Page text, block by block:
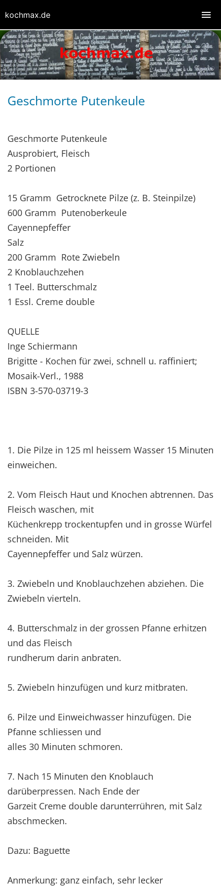
Geschmorte Putenkeule
Geschmorte Putenkeule
Ausprobiert, Fleisch
2 Portionen
15 Gramm Getrocknete Pilze (z. B. Steinpilze)
600 Gramm Putenoberkeule
Cayennepfeffer
Salz
200 Gramm Rote Zwiebeln
2 Knoblauchzehen
1 Teel. Butterschmalz
1 Essl. Creme double
QUELLE
Inge Schiermann
Brigitte - Kochen für zwei, schnell u. raffiniert;
Mosaik-Verl., 1988
ISBN 3-570-03719-3
1. Die Pilze in 125 ml heissem Wasser 15 Minuten
einweichen.
2. Vom Fleisch Haut und Knochen abtrennen. Das
Fleisch waschen, mit
Küchenkrepp trockentupfen und in grosse Würfel
schneiden. Mit
Cayennepfeffer und Salz würzen.
3. Zwiebeln und Knoblauchzehen abziehen. Die
Zwiebeln vierteln.
4. Butterschmalz in der grossen Pfanne erhitzen
und das Fleisch
rundherum darin anbraten.
5. Zwiebeln hinzufügen und kurz mitbraten.
6. Pilze und Einweichwasser hinzufügen. Die
Pfanne schliessen und
alles 30 Minuten schmoren.
7. Nach 15 Minuten den Knoblauch
darüberpressen. Nach Ende der
Garzeit Creme double darunterrühren, mit Salz
abschmecken.
Dazu: Baguette
Anmerkung: ganz einfach, sehr lecker
kochmax.de